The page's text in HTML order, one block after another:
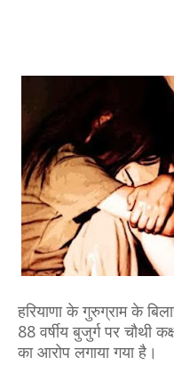
हरियाणा के गुरुग्राम के
88 वर्षीय बुजुर्ग पर चौथी
का आरोप लगाया गया है।